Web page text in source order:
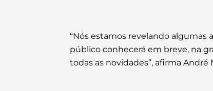
“Nós estamos revelando algumas
público conhecerá em breve, na
todas as novidades”, afirma